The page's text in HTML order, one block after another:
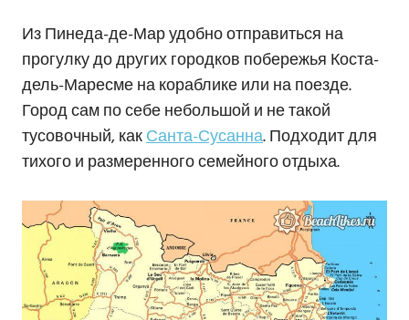
Из Пинеда-де-Мар удобно отправиться на
прогулку до других городков побережья Коста-
дель-Маресме на кораблике или на поезде.
Город сам по себе небольшой и не такой
тусовочный, какСанта-Сусанна. Подходит для
тихого и размеренного семейного отдыха.